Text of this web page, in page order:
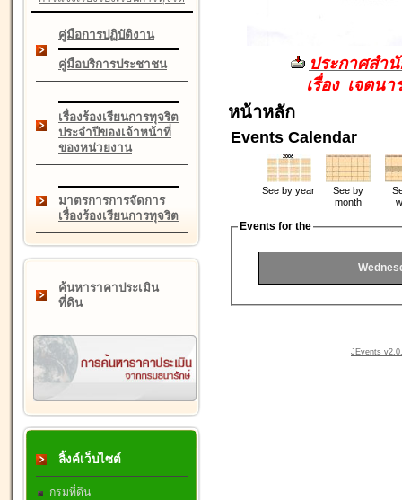
คู่มือการปฏิบัติงาน
คู่มือบริการประชาชน
เรื่องร้องเรียนการทุจริต
ประจำปีของเจ้าหน้าที่
ของหน่วยงาน
มาตรการการจัดการ
เรื่องร้องเรียนการทุจริต
ค้นหาราคาประเมิน
ที่ดิน
ลิ้งค์เว็บไซต์
กรมที่ดิน
ประกาศสำ
เรื่อง เจตน
หน้าหลัก
Events Calendar
See by year
See by
month
Events for the
JEvents